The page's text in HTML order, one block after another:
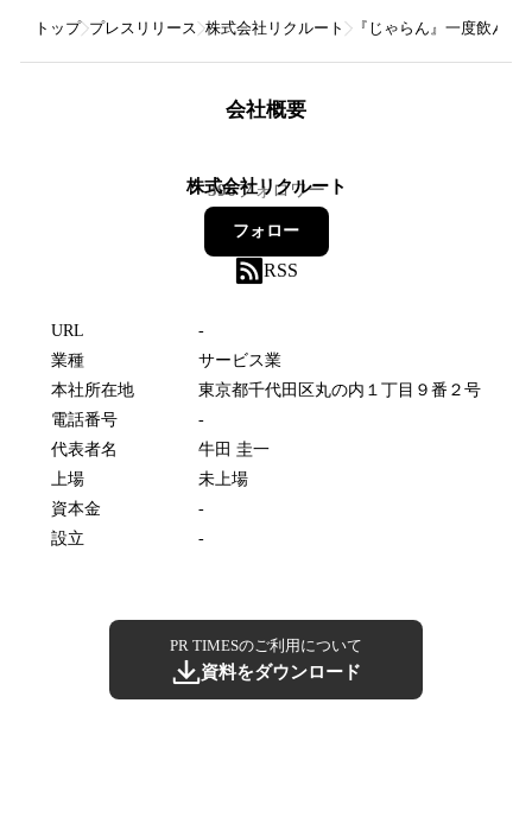
トップ プレスリリース 株式会社リクルート 『じゃらん』一度飲ん
会社概要
株式会社リクルート
396フォロワー
フォロー
RSS
URL
-
業種
サービス業
本社所在地
東京都千代田区丸の内１丁目９番２号
電話番号
-
代表者名
牛田 圭一
上場
未上場
資本金
-
設立
-
PR TIMESのご利用について
資料をダウンロード